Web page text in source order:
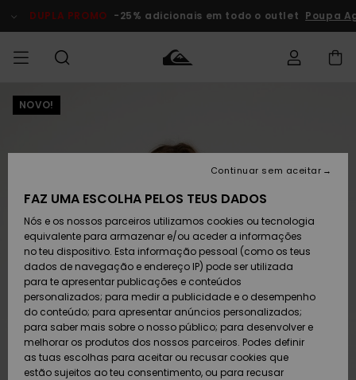
do
DUPLA PROMO -25% adicionais em todo o outlet Poupa
HOMEM
Calçado e
chinelos
Surfe/água
Snow
MENINO
Calçado e
chinelos
Surfe/água
Neve
MULHER
chegados
Highlights
Snow
SURF
Crianças
Highlights
Community
SNOW
Homem
Artigos
Criança
Snow Shop
Feminino
Highlights
DUPLA
PROMO
Criança
Outlet
Mulher
Devoluções
Pagamento
Cartão
presente
Quiksilver
Freedom
NOVO!
FAZ UMA ESCOLHA PELOS TEUS DADOS
Nós e os nossos parceiros utilizamos cookies ou tecnologia
equivalente para armazenar e/ou aceder a informações
no teu dispositivo. Esta informação pessoal (como os teus
dados de navegação e endereço IP) pode ser utilizada
para te apresentar publicações e conteúdos
personalizados; para medir a publicidade e o desempenho
do conteúdo; para apresentar anúncios personalizados;
para saber mais sobre o nosso público; para desenvolver e
melhorar os produtos dos nossos parceiros. Podes definir
as tuas escolhas para aceitar ou recusar cookies que
estão sujeitos ao teu consentimento, ou para recusar
Continuar sem aceitar